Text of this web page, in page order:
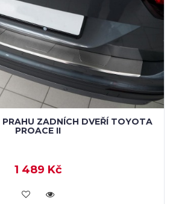
PRAHU ZADNÍCH DVEŘÍ TOYOTA
PROACE II
1 489 Kč
KOUPIT